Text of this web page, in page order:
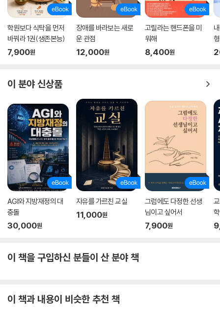
학원보다 식탁을 먼저
바꿔라 1권(생존본능)
7,900원
장애를 바라보는 새로
운 관점
12,000원
고릴라는 핸드폰을 미
워해
8,400원
이 분야 신상품
AGI와 지방재정의 대
충돌
30,000원
자유를 가르친 교실
11,000원
그럼에도 다정한 선생
님이고 싶어서
7,900원
이 책을 구입하신 분들이 산 분야 책
이 책과 내용이 비슷한 추천 책